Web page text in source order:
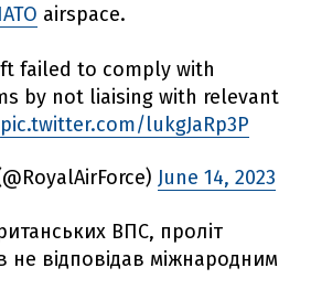
airspace.
failed to comply with
by not liaising with relevant
pic.twitter.com/lukgJaRp3P
June 14, 2023
ВПС, проліт
не відповідав міжнародним